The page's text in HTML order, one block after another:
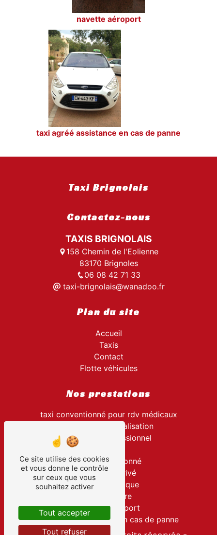
navette aéroport
taxi agréé assistance en cas de panne
Taxi Brignolais
Contactez-nous
TAXIS BRIGNOLAIS
158 Chemin de l'Eolienne
83170 Brignoles
06 08 42 71 33
taxi-brignolais@wanadoo.fr
Plan du site
Accueil
Taxis
Contact
Flotte véhicules
Nos prestations
taxi conventionné pour rdv médicaux
transport hospitalisation
transport professionnel
taxi conventionné
transport privé
visite touristique
navette gare
navette aéroport
taxi agréé assistance en cas de panne
Ce site utilise des cookies
et vous donne le contrôle
sur ceux que vous
souhaitez activer
Tout accepter
Tout refuser